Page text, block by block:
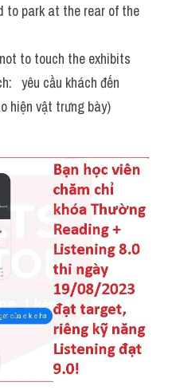
to park at the rear of the
to touch the exhibits
yêu cầu khách đến
hiện vật trưng bày)